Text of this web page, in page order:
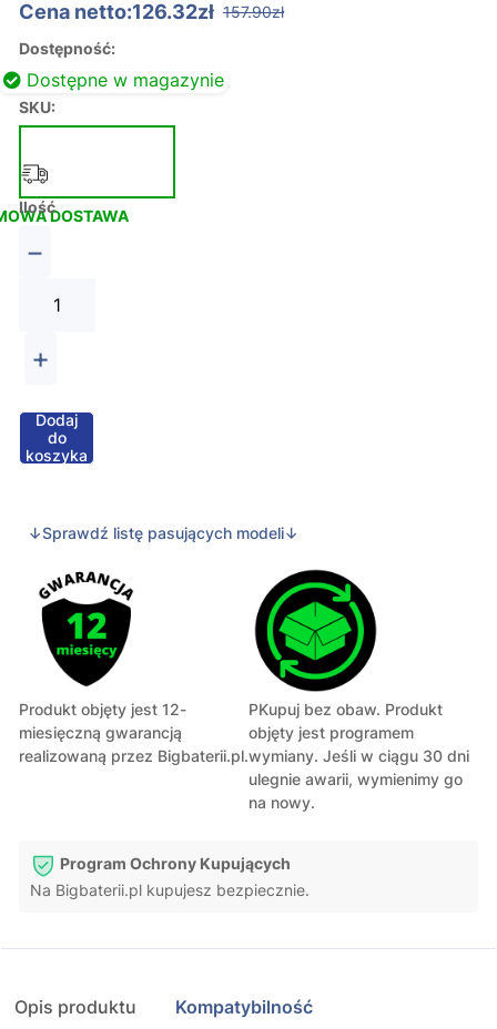
Cena netto:126.32zł 157.90zł
Dostępność:
Dostępne w magazynie
SKU:
DOSTAWA
Ilość
−
+
Dodaj
do
koszyka
↓Sprawdź listę pasujących modeli↓
Produkt objęty jest 12-
miesięczną gwarancją
realizowaną przez Bigbaterii.pl.
PKupuj bez obaw. Produkt
objęty jest programem
wymiany. Jeśli w ciągu 30 dni
ulegnie awarii, wymienimy go
na nowy.
Program Ochrony Kupujących
Na Bigbaterii.pl kupujesz bezpiecznie.
Opis produktu Kompatybilność